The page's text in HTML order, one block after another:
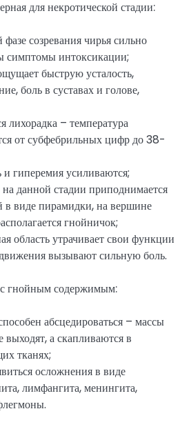
для некротической стадии:
созревания чирья сильно
симптомы интоксикации;
быструю усталость,
боль в суставах и голове,
лихорадка – температура
от субфебрильных цифр до 38-
и гиперемия усиливаются;
данной стадии приподнимается
в виде пирамидки, на вершине
гнойничок;
область утрачивает свои функции
вызывают сильную боль.
гнойным содержимым:
абсцедироваться – массы
выходят, а скапливаются в
тканях;
осложнения в виде
лимфангита, менингита,